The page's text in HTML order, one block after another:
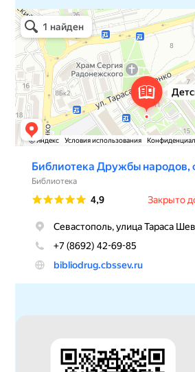
Детская библиотека № 14 Дружбы народов
Библиотека в Севастополе